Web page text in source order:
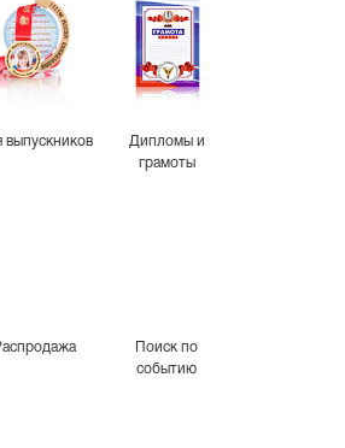
выпускников
Дипломы и
грамоты
Поиск по
событию